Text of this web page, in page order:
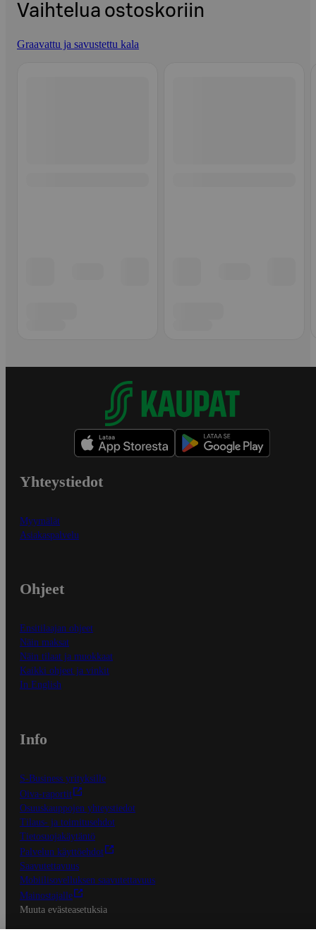
Vaihtelua ostoskoriin
Graavattu ja savustettu kala
Yhteystiedot
Myymälät
Asiakaspalvelu
Ohjeet
Ensitilaajan ohjeet
Näin maksat
Näin tilaat ja muokkaat
Kaikki ohjeet ja vinkit
In English
Info
S-Business yrityksille
Oiva-raportit
Osuuskauppojen yhteystiedot
Tilaus- ja toimitusehdot
Tietosuojakäytäntö
Palvelun käyttöehdot
Saavutettavuus
Mobiilisovelluksen saavutettavuus
Mainostajalle
Muuta evästeasetuksia